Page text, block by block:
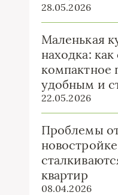
28.05.2026
Маленькая
находка: как
компактное
удобным и
22.05.2026
Проблемы
квартир
08.04.2026